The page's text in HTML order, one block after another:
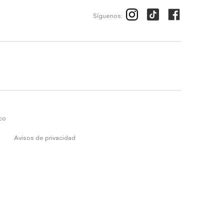
Síguenos:
Avisos de privacidad